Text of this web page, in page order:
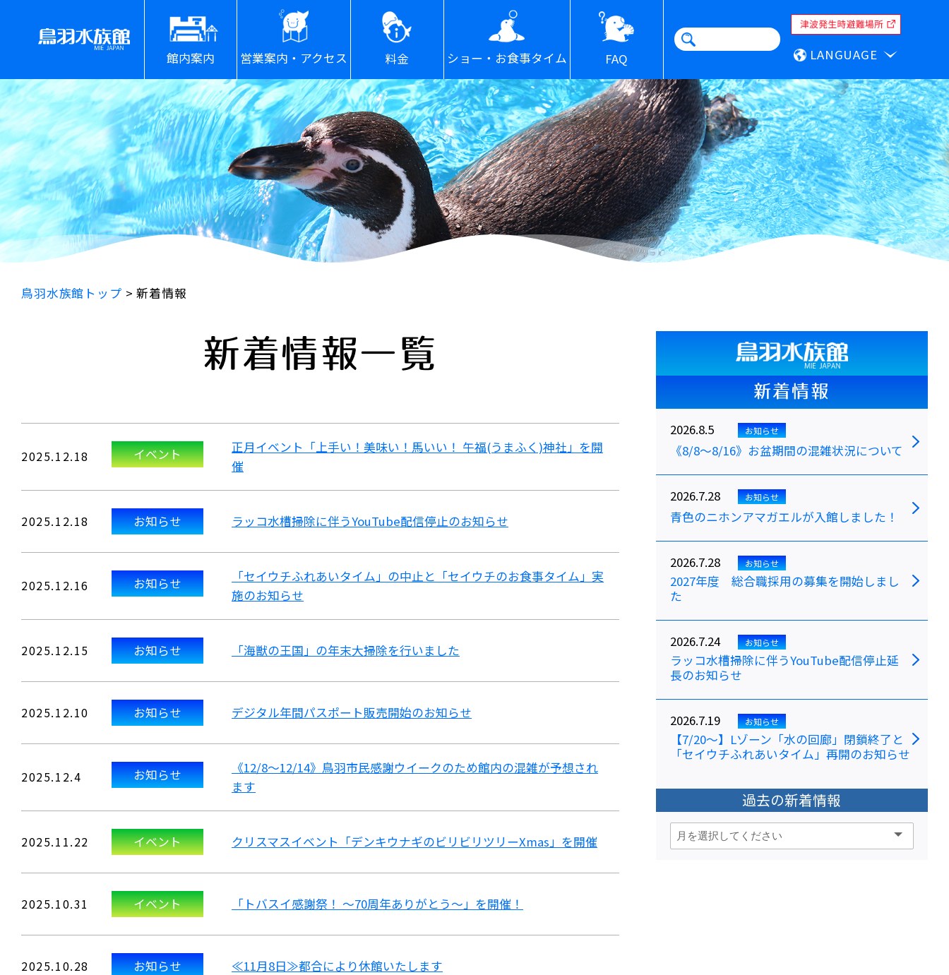
館内案内 営業案内・アクセス 料金 ショー・お食事タイム FAQ LANGUAGE
鳥羽水族館トップ >新着情報
新着情報一覧
2025.12.18 イベント
正月イベント「上手い！美味い！馬いい！ 午福(うまふく)神社」を開
催
2025.12.18 お知らせ ラッコ水槽掃除に伴うYouTube配信停止のお知らせ
2025.12.16 お知らせ
「セイウチふれあいタイム」の中止と「セイウチのお食事タイム」実
施のお知らせ
2025.12.15 お知らせ 「海獣の王国」の年末大掃除を行いました
2025.12.10 お知らせ デジタル年間パスポート販売開始のお知らせ
2025.12.4 お知らせ
《12/8～12/14》鳥羽市民感謝ウイークのため館内の混雑が予想され
ます
2025.11.22 イベント クリスマスイベント「デンキウナギのビリビリツリーXmas」を開催
2025.10.31 イベント 「トバスイ感謝祭！ ～70周年ありがとう～」を開催！
2025.10.28 お知らせ ≪11月8日≫都合により休館いたします
新着情報
2026.8.5 お知らせ
《8/8～8/16》お盆期間の混雑状況について
2026.7.28 お知らせ
青色のニホンアマガエルが入館しました！
2026.7.28 お知らせ
2027年度 総合職採用の募集を開始しまし
た
2026.7.24 お知らせ
ラッコ水槽掃除に伴うYouTube配信停止延
長のお知らせ
2026.7.19 お知らせ
【7/20～】Lゾーン「水の回廊」閉鎖終了と
「セイウチふれあいタイム」再開のお知らせ
過去の新着情報